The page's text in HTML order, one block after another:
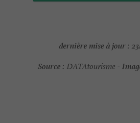
dernière mise à jour :
Source : DATAtourisme -